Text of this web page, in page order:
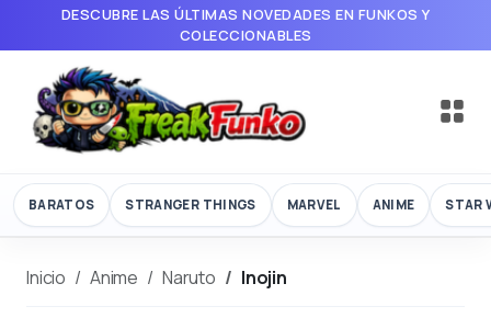
DESCUBRE LAS ÚLTIMAS NOVEDADES EN FUNKOS Y
COLECCIONABLES
BARATOS STRANGER THINGS MARVEL ANIME STAR
Inicio Anime Naruto Inojin